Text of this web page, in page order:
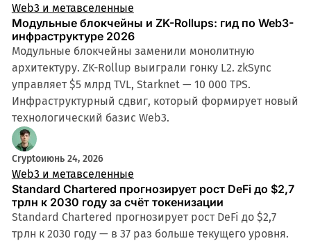
Web3 и метавселенные
Модульные блокчейны и ZK-Rollups: гид по Web3-
инфраструктуре 2026
Модульные блокчейны заменили монолитную
архитектуру. ZK-Rollup выиграли гонку L2. zkSync
управляет $5 млрд TVL, Starknet — 10 000 TPS.
Инфраструктурный сдвиг, который формирует новый
технологический базис Web3.
Cryptoиюнь 24, 2026
Web3 и метавселенные
Standard Chartered прогнозирует рост DeFi до $2,7
трлн к 2030 году за счёт токенизации
Standard Chartered прогнозирует рост DeFi до $2,7
трлн к 2030 году — в 37 раз больше текущего уровня.